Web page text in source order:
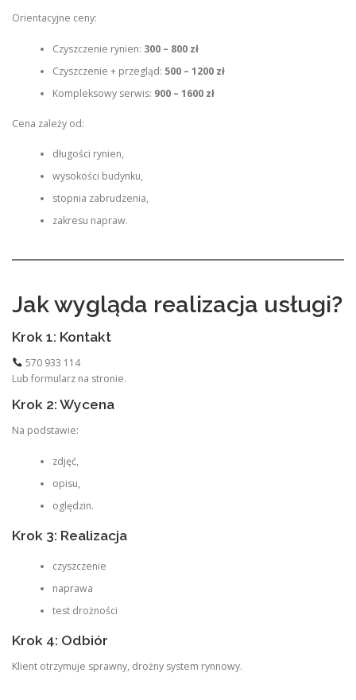
Orientacyjne ceny:
Czyszczenie rynien: 300 – 800 zł
Czyszczenie + przegląd: 500 – 1200 zł
Kompleksowy serwis: 900 – 1600 zł
Cena zależy od:
długości rynien,
wysokości budynku,
stopnia zabrudzenia,
zakresu napraw.
Jak wygląda realizacja usługi?
Krok 1: Kontakt
570 933 114
Lub formularz na stronie.
Krok 2: Wycena
Na podstawie:
zdjęć,
opisu,
oględzin.
Krok 3: Realizacja
czyszczenie
naprawa
test drożności
Krok 4: Odbiór
Klient otrzymuje sprawny, drożny system rynnowy.